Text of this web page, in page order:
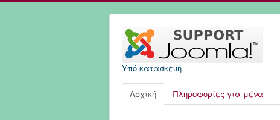
Υπό κατασκευή
Αρχική Πληροφορίες για μένα